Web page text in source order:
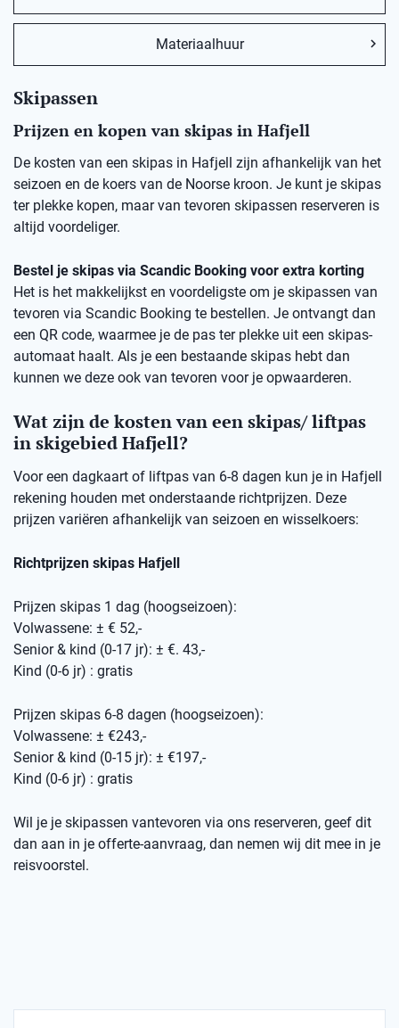
Materiaalhuur
Skipassen
Prijzen en kopen van skipas in Hafjell
De kosten van een skipas in Hafjell zijn afhankelijk van het
seizoen en de koers van de Noorse kroon. Je kunt je skipas
ter plekke kopen, maar van tevoren skipassen reserveren is
altijd voordeliger.
Bestel je skipas via Scandic Booking voor extra korting
Het is het makkelijkst en voordeligste om je skipassen van
tevoren via Scandic Booking te bestellen. Je ontvangt dan
een QR code, waarmee je de pas ter plekke uit een skipas-
automaat haalt. Als je een bestaande skipas hebt dan
kunnen we deze ook van tevoren voor je opwaarderen.
Wat zijn de kosten van een skipas/ liftpas
in skigebied Hafjell?
Voor een dagkaart of liftpas van 6-8 dagen kun je in Hafjell
rekening houden met onderstaande richtprijzen. Deze
prijzen variëren afhankelijk van seizoen en wisselkoers:
Richtprijzen skipas Hafjell
Prijzen skipas 1 dag (hoogseizoen):
Volwassene: ± € 52,-
Senior & kind (0-17 jr): ± €. 43,-
Kind (0-6 jr) : gratis
Prijzen skipas 6-8 dagen (hoogseizoen):
Volwassene: ± €243,-
Senior & kind (0-15 jr): ± €197,-
Kind (0-6 jr) : gratis
Wil je je skipassen vantevoren via ons reserveren, geef dit
dan aan in je offerte-aanvraag, dan nemen wij dit mee in je
reisvoorstel.